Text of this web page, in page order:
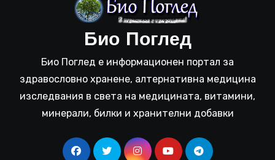
Био Поглед
Био Поглед е информационен портал за
здравословно хранене, алтернативна медицина
изследвания в света на медицината, витамини,
минерали, билки и хранителни добавки